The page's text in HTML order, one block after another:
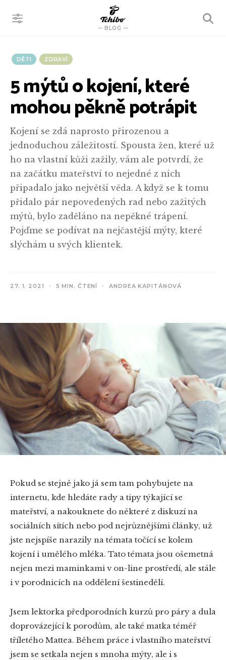
BLOG
VYHLEDÁVÁNÍ
DĚTI ZDRAVÍ
5 mýtů o kojení, které
mohou pěkně potrápit
Kojení se zdá naprosto přirozenou a
jednoduchou záležitostí. Spousta žen, které už
ho na vlastní kůži zažily, vám ale potvrdí, že
na začátku mateřství to nejedné z nich
připadalo jako největší věda. A když se k tomu
přidalo pár nepovedených rad nebo zažitých
mýtů, bylo zaděláno na nepěkné trápení.
Pojďme se podívat na nejčastější mýty, které
slýchám u svých klientek.
27. 1. 2021 5 MIN. ČTENÍ ANDREA KAPITÁNOVÁ
Pokud se stejně jako já sem tam pohybujete na
internetu, kde hledáte rady a tipy týkající se
mateřství, a nakouknete do některé z diskuzí na
sociálních sítích nebo pod nejrůznějšími články, už
jste nejspíše narazily na témata točící se kolem
kojení i umělého mléka. Tato témata jsou ošemetná
nejen mezi maminkami v on-line prostředí, ale stále
i v porodnicích na oddělení šestinedělí.
Jsem lektorka předporodních kurzů pro páry a dula
doprovázející k porodům, ale také matka téměř
tříletého Mattea. Během práce i vlastního mateřství
jsem se setkala nejen s mnoha mýty, ale i s